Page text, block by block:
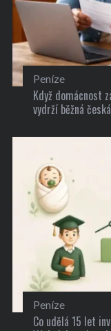
Peníze
Když domácnost
vydrží běžná
Peníze
Co udělá 15 let